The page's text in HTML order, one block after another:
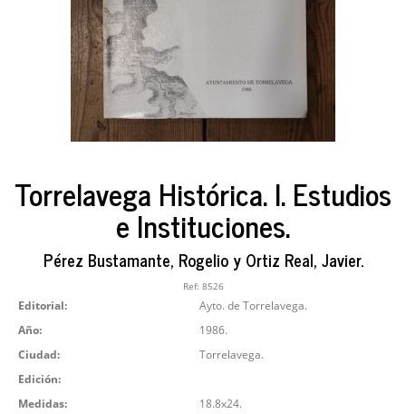
Torrelavega Histórica. I. Estudios
e Instituciones.
Pérez Bustamante, Rogelio y Ortiz Real, Javier.
Ref: 8526
Editorial:
Ayto. de Torrelavega.
Año:
1986.
Ciudad:
Torrelavega.
Edición:
Medidas:
18.8x24.